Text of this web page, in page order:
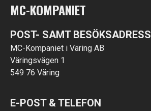
MC-KOMPANIET
POST- SAMT BESÖKSADRESS
MC-Kompaniet i Väring AB
Väringsvägen 1
549 76 Väring
E-POST & TELEFON